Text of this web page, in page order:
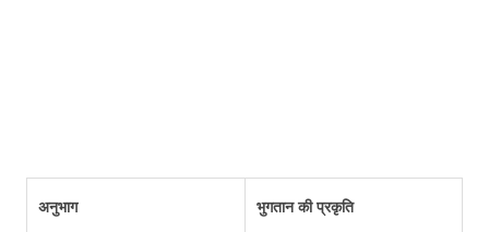
अनुभाग भुगतान की प्रकृति